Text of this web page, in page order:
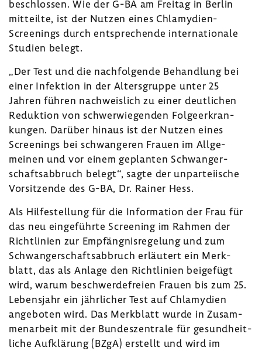
beschlossen. Wie der G-BA am Freitag in Berlin
mitteilte, ist der Nutzen eines Chlamydien-​
Screenings durch entspre­chende inter­na­tio­nale
Studien belegt.
„Der Test und die nach­fol­gende Behand­lung bei
einer Infek­tion in der Alters­gruppe unter 25
Jahren führen nach­weis­lich zu einer deut­li­chen
Reduk­tion von schwer­wie­genden Folge­er­kran­
kungen. Darüber hinaus ist der Nutzen eines
Scree­nings bei schwan­geren Frauen im Allge­
meinen und vor einem geplanten Schwan­ger­
schafts­ab­bruch belegt“, sagte der unpar­tei­ische
Vorsit­zende des G-BA, Dr. Rainer Hess.
Als Hilfe­stel­lung für die Infor­ma­tion der Frau für
das neu einge­führte Scree­ning im Rahmen der
Richt­li­nien zur Empfäng­nis­re­ge­lung und zum
Schwan­ger­schafts­ab­bruch erläu­tert ein Merk­
blatt, das als Anlage den Richt­li­nien beigefügt
wird, warum beschwer­de­freien Frauen bis zum 25.
Lebens­jahr ein jähr­li­cher Test auf Chla­my­dien
ange­boten wird. Das Merk­blatt wurde in Zusam­
men­ar­beit mit der Bundes­zen­trale für gesund­heit­
liche Aufklä­rung (BZgA) erstellt und wird im